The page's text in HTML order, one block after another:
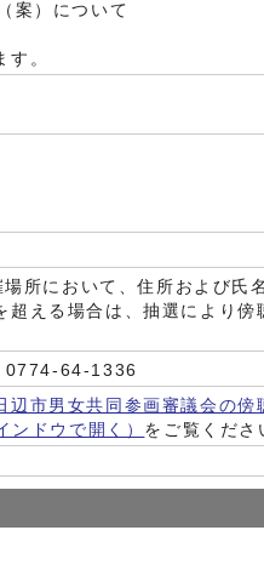
案）について
。
所において、住所および氏
える場合は、抽選により傍
0774-64-1336
辺市男女共同参画審議会の傍
ンドウで開く） をご覧くださ